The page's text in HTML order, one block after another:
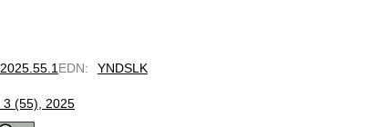
EDN: YNDSLK
(55), 2025